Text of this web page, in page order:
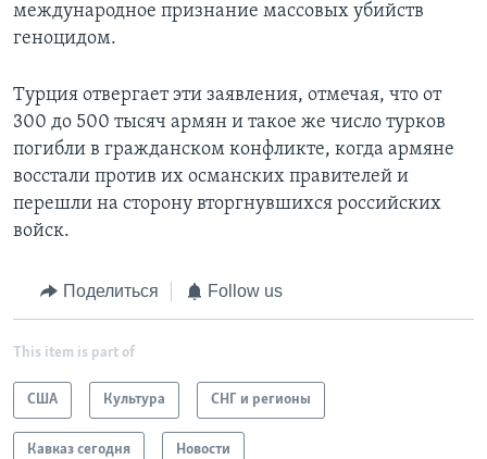
международное признание массовых убийств
геноцидом.
Турция отвергает эти заявления, отмечая, что от
300 до 500 тысяч армян и такое же число турков
погибли в гражданском конфликте, когда армяне
восстали против их османских правителей и
перешли на сторону вторгнувшихся российских
войск.
Поделиться Follow us
This item is part of
США Культура СНГ и регионы
Кавказ сегодня Новости